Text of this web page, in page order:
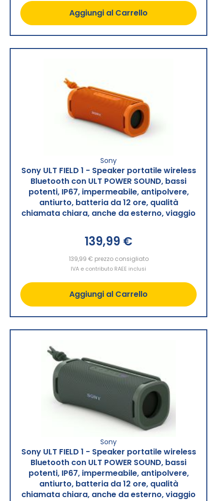
Aggiungi al Carrello
Sony
Sony ULT FIELD 1 - Speaker portatile wireless
Bluetooth con ULT POWER SOUND, bassi
potenti, IP67, impermeabile, antipolvere,
antiurto, batteria da 12 ore, qualità
chiamata chiara, anche da esterno, viaggio
139,99 €
139,99 € prezzo consigliato
IVA e contributo RAEE inclusi
Aggiungi al Carrello
Sony
Sony ULT FIELD 1 - Speaker portatile wireless
Bluetooth con ULT POWER SOUND, bassi
potenti, IP67, impermeabile, antipolvere,
antiurto, batteria da 12 ore, qualità
chiamata chiara, anche da esterno, viaggio